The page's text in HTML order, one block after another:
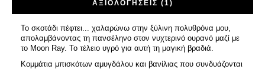
ΑΞΙΟΛΟΓΉΣΕΙΣ (1)
Το σκοτάδι πέφτει... χαλαρώνω στην ξύλινη πολυθρόνα μου,
απολαμβάνοντας τη πανσέληνο στον νυχτερινό ουρανό μαζί με
το Moon Ray. Το τέλειο υγρό για αυτή τη μαγική βραδιά.
Κομμάτια μπισκότων αμυγδάλου και βανίλιας που συνδυάζονται